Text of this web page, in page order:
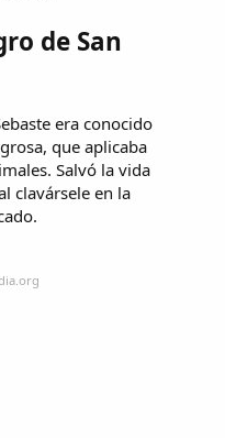
de San
era conocido
que aplicaba
Salvó la vida
clavársele en la